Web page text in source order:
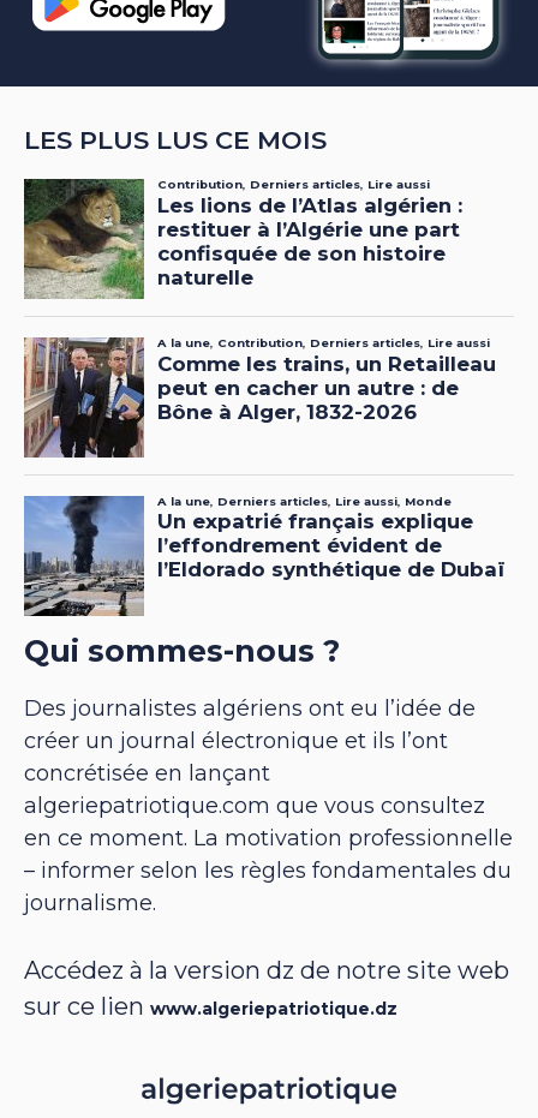
LES PLUS LUS CE MOIS
Qui sommes-nous ?
Des journalistes algériens ont eu l’idée de
créer un journal électronique et ils l’ont
concrétisée en lançant
algeriepatriotique.com que vous consultez
en ce moment. La motivation professionnelle
– informer selon les règles fondamentales du
journalisme.
Accédez à la version dz de notre site web
sur ce lien www.algeriepatriotique.dz